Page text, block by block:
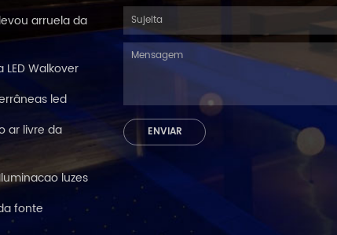
arruela da
Walkover
led
ar livre da
luzes
fonte